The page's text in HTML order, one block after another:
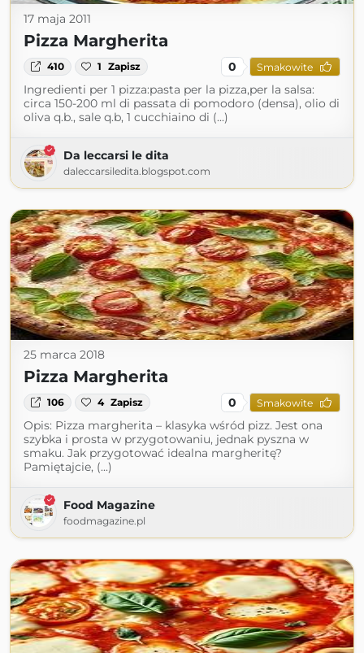
17 maja 2011
Pizza Margherita
410 1 Zapisz 0 Smakowite
Ingredienti per 1 pizza:pasta per la pizza,per la salsa:
circa 150-200 ml di passata di pomodoro (densa), olio di
oliva q.b., sale q.b, 1 cucchiaino di (...)
Da leccarsi le dita
daleccarsiledita.blogspot.com
25 marca 2018
Pizza Margherita
106 4 Zapisz 0 Smakowite
Opis: Pizza margherita – klasyka wśród pizz. Jest ona
szybka i prosta w przygotowaniu, jednak pyszna w
smaku. Jak przygotować idealna margheritę?
Pamiętajcie, (...)
Food Magazine
foodmagazine.pl